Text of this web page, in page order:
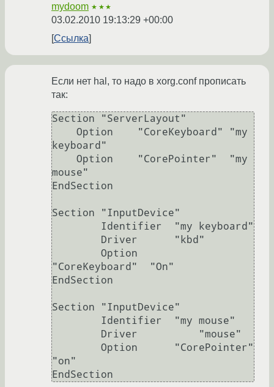
mydoom ★★★
03.02.2010 19:13:29 +00:00
Ссылка
Если нет hal, то надо в xorg.conf прописать
так:
Section "ServerLayout"
keyboard"
mouse"
EndSection
Section "InputDevice"
"CoreKeyboard"  "On"
EndSection
Section "InputDevice"
"on"